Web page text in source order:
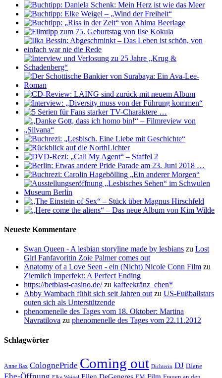
Neueste Kommentare
Swan Queen - A lesbian storyline made by lesbians zu Lost
Girl Fanfavoritin Zoie Palmer comes out
Anatomy of a Love Seen - ein (Nicht) Nicole Conn Film zu
Ziemlich imperfekt: A Perfect Ending
https://betblast-casino.de/zu kaffeekränz_chen*
Abby Wambach fühlt sich seit Jahren outzu US-Fußballstars
outen sich als Unterstützende
phenomenelle des Tages vom 18. Oktober: Martina
Navratilova zu phenomenelle des Tages vom 22.11.2012
Schlagwörter
Anne Bax ColognePride Coming out Dichterin DJ DJane
Film